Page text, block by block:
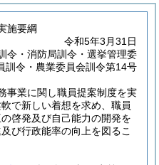
施要綱
令和5年3月31日
令・消防局訓令・選挙管理委
訓令・農業委員会訓令第14号
事業に関し職員提案制度を実
で新しい着想を求め、職員
啓発及び自己能力の開発を
び行政能率の向上を図るこ